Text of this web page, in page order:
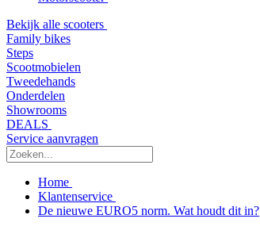
Bekijk alle scooters
Family bikes
Steps
Scootmobielen
Tweedehands
Onderdelen
Showrooms
DEALS
Service aanvragen
Home
Klantenservice
De nieuwe EURO5 norm. Wat houdt dit in?